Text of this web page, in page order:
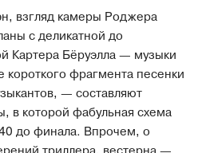
взгляд камеры Роджера
с деликатной до
Картера Бёруэлла — музыки
фрагмента песенки
— составляют
в которой фабульная схема
до финала. Впрочем, о